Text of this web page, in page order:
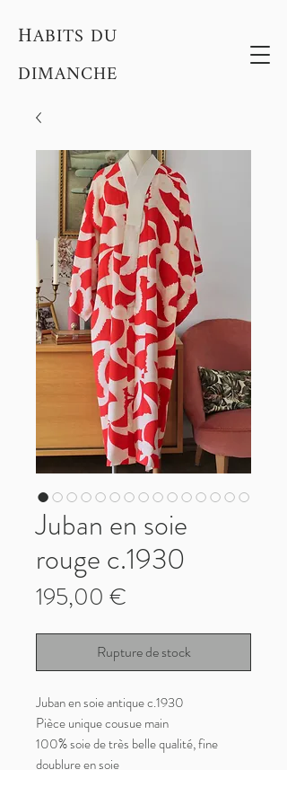
HABITS DU
DIMANCHE
Juban en soie
rouge c.1930
195,00 €
Rupture de stock
Juban en soie antique c.1930
Pièce unique cousue main
100% soie de très belle qualité, fine
doublure en soie